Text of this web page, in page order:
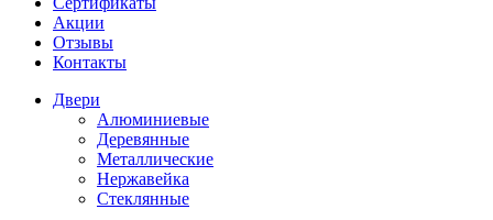
Акции
Отзывы
Контакты
Двери
Алюминиевые
Деревянные
Металлические
Нержавейка
Стеклянные